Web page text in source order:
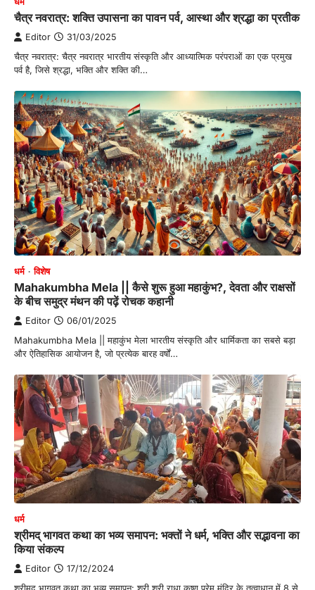
चैत्र नवरात्र: शक्ति उपासना का पावन पर्व, आस्था और श्रद्धा का प्रतीक
Editor 31/03/2025
चैत्र नवरात्र: चैत्र नवरात्र भारतीय संस्कृति और आध्यात्मिक परंपराओं का एक प्रमुख
पर्व है, जिसे श्रद्धा, भक्ति और शक्ति की…
धर्म विशेष
Mahakumbha Mela || कैसे शुरू हुआ महाकुंभ?, देवता और राक्षसों
के बीच समुद्र मंथन की पढ़ें रोचक कहानी
Editor 06/01/2025
Mahakumbha Mela || महाकुंभ मेला भारतीय संस्कृति और धार्मिकता का सबसे बड़ा
और ऐतिहासिक आयोजन है, जो प्रत्येक बारह वर्षों…
धर्म
श्रीमद् भागवत कथा का भव्य समापन: भक्तों ने धर्म, भक्ति और सद्भावना का
किया संकल्प
Editor 17/12/2024